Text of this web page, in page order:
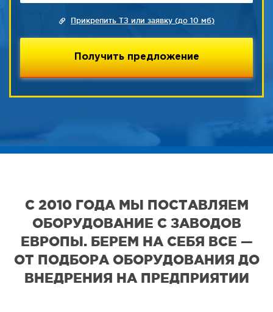
Прикрепить ТЗ или заявку (до 10 мб)
С 2010 ГОДА МЫ ПОСТАВЛЯЕМ
ОБОРУДОВАНИЕ С ЗАВОДОВ
ЕВРОПЫ. БЕРЕМ НА СЕБЯ ВСЕ —
ОТ ПОДБОРА ОБОРУДОВАНИЯ ДО
ВНЕДРЕНИЯ НА ПРЕДПРИЯТИИ